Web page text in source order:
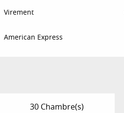
Virement
American Express
30 Chambre(s)